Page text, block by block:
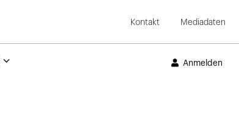
Kontakt Mediadaten
Anmelden